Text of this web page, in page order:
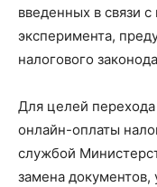
введенных в связи
эксперимента,
налогового
Для целей
онлайн-оплаты
службой
замена